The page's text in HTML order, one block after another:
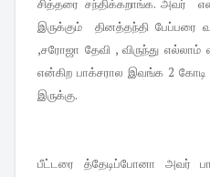
சித்தரை சந்திக்கறாங்க. அவர்
இருக்கும் தினத்தந்தி
,சரோஜா தேவி , விருந்து
என்கிற பாக்சரால இவங்க 2 கோடி
இருக்கு.
பீட்டரை த்தேடிப்போனா அவர்